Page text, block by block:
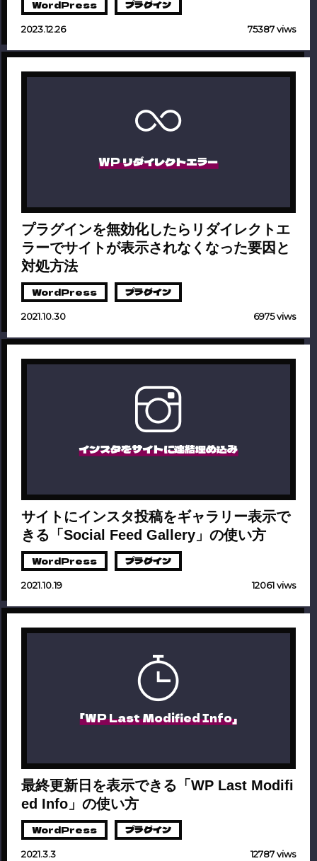
WordPress プラグイン
2023.12.26 75387 viws
WP リダイレクトエラー
プラグインを無効化したらリダイレクトエ
ラーでサイトが表示されなくなった要因と
対処方法
WordPress プラグイン
2021.10.30 6975 viws
インスタをサイトに連結埋め込み
サイトにインスタ投稿をギャラリー表示で
きる「Social Feed Gallery」の使い方
WordPress プラグイン
2021.10.19 12061 viws
「WP Last Modified Info」
最終更新日を表示できる「WP Last Modifi
ed Info」の使い方
WordPress プラグイン
2021.3.3 12787 viws